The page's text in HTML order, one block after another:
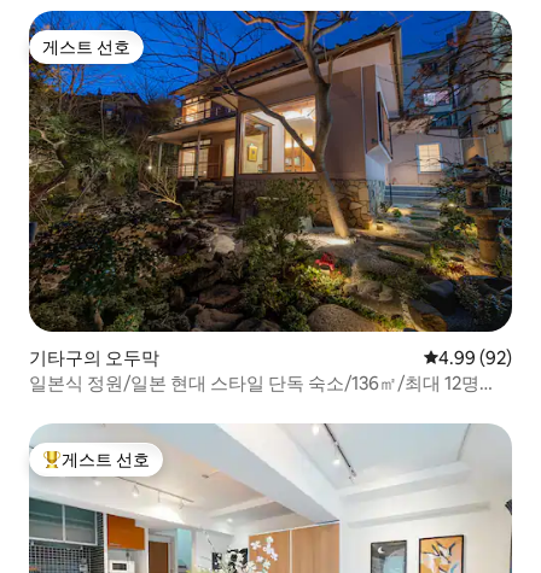
게스트 선호
게스트 선호
기타구의 오두막 평점 4.99점(5
4.99 (92)
일본식 정원/일본 현대 스타일 단독 숙소/136㎡/최대 12명
상위 게스트 선호
게스트 선호